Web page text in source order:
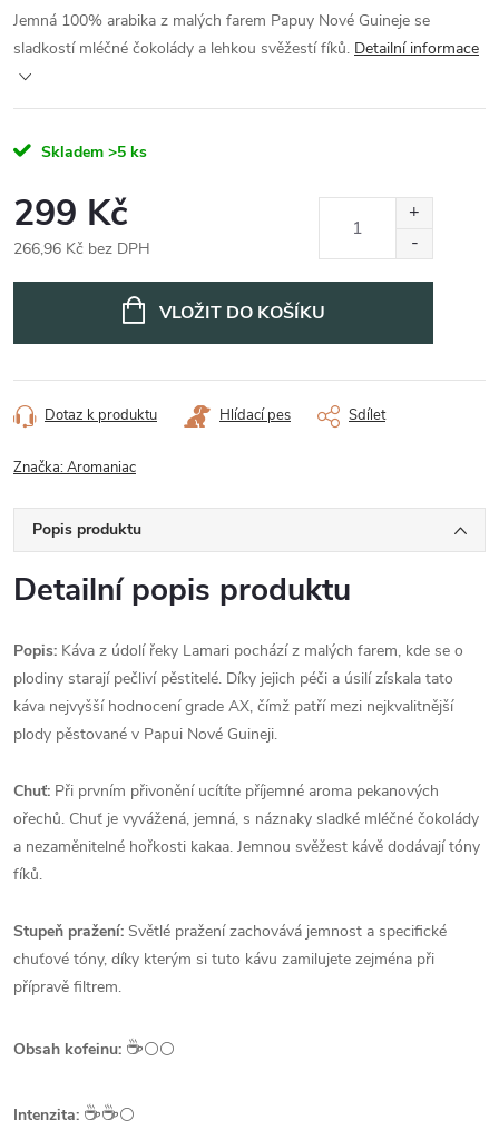
Jemná 100% arabika z malých farem Papuy Nové Guineje se
sladkostí mléčné čokolády a lehkou svěžestí fíků. Detailní informace
Skladem >5 ks
299 Kč
266,96 Kč bez DPH
VLOŽIT DO KOŠÍKU
Dotaz k produktu Hlídací pes Sdílet
Značka:Aromaniac
Popis produktu
Detailní popis produktu
Popis: Káva z údolí řeky Lamari pochází z malých farem, kde se o
plodiny starají pečliví pěstitelé. Díky jejich péči a úsilí získala tato
káva nejvyšší hodnocení grade AX, čímž patří mezi nejkvalitnější
plody pěstované v Papui Nové Guineji.
Chuť: Při prvním přivonění ucítíte příjemné aroma pekanových
ořechů. Chuť je vyvážená, jemná, s náznaky sladké mléčné čokolády
a nezaměnitelné hořkosti kakaa. Jemnou svěžest kávě dodávají tóny
fíků.
Stupeň pražení: Světlé pražení zachovává jemnost a specifické
chuťové tóny, díky kterým si tuto kávu zamilujete zejména při
přípravě filtrem.
Obsah kofeinu: ☕️⚪⚪
Intenzita: ☕️☕️⚪